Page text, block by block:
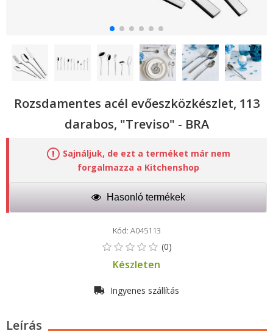
Rozsdamentes acél evőeszközkészlet, 113
darabos, "Treviso" - BRA
Sajnáljuk, de ezt a terméket már nem
forgalmazza a Kitchenshop
Hasonló termékek
Kód: A045113
Készleten
Ingyenes szállítás
Leírás